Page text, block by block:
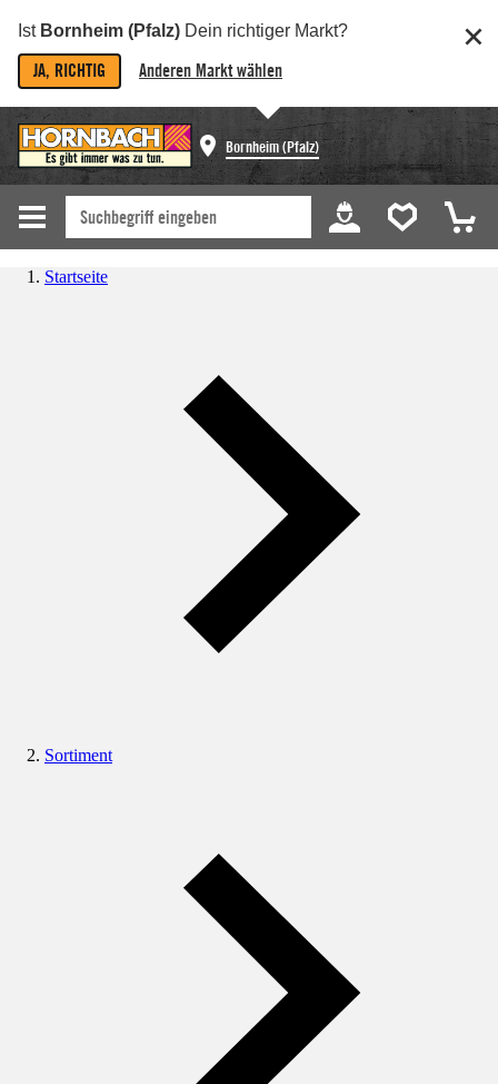
Ist Bornheim (Pfalz) Dein richtiger Markt?
JA, RICHTIG Anderen Markt wählen
Bornheim (Pfalz)
Startseite
Sortiment